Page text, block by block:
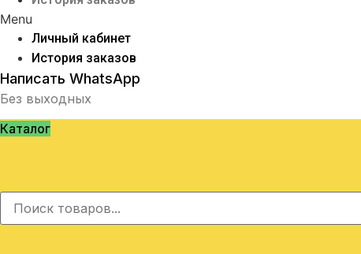
Menu
Личный кабинет
История заказов
Написать WhatsApp
Без выходных
Каталог